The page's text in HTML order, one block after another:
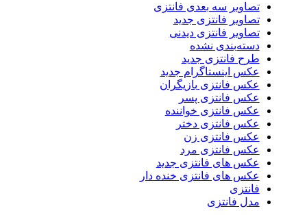
تصاویر سه بعدی فانتزی
تصاویر فانتزی جدید
تصاویر فانتزی دیدنی
دسته‌بندی نشده
طرح فانتزی جدید
عکس اینستاگرام جدید
عکس فانتزی بازیگران
عکس فانتزی پسر
عکس فانتزی خواننده
عکس فانتزی دختر
عکس فانتزی زن
عکس فانتزی مرد
عکس های فانتزی جدید
عکس های فانتزی خنده دار
فانتزی
مدل فانتزی